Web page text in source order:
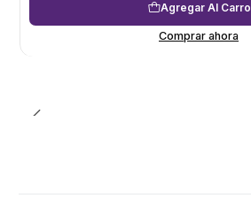
Agregar Al Carro
Comprar ahora